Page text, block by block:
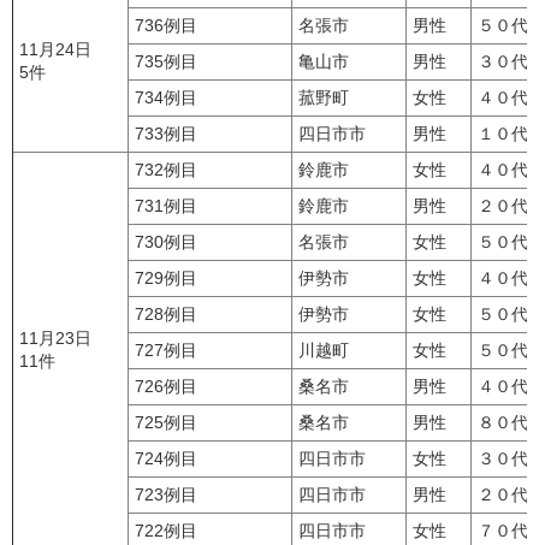
11月24日
5件
736例目
名張市 男性
５０代
735例目
亀山市 男性
３０代
734例目
菰野町 女性
４０代
733例目
四日市市 男性 １０代
11月23日
11件
732例目 鈴鹿市 女性
４０代
731例目
鈴鹿市 男性
２０代
730例目
名張市 女性
５０代
729例目
伊勢市 女性
４０代
728例目
伊勢市 女性
５０代
727例目
川越町 女性
５０代
726例目
桑名市 男性
４０代
725例目
桑名市 男性
８０代
724例目
四日市市 女性
３０代
723例目
四日市市 男性
２０代
722例目
四日市市 女性 ７０代